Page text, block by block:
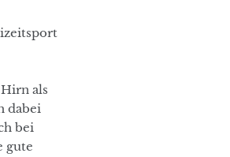
als
dabei
bei
gute